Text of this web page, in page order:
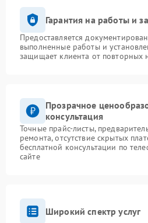
Гарантия на работы и
Предоставляется
выполненные работы и
защищает клиента от повторных
Прозрачное
консультация
Точные прайс-листы,
ремонта, отсутствие скрытых
бесплатной консультации по
сайте
Широкий спектр услуг